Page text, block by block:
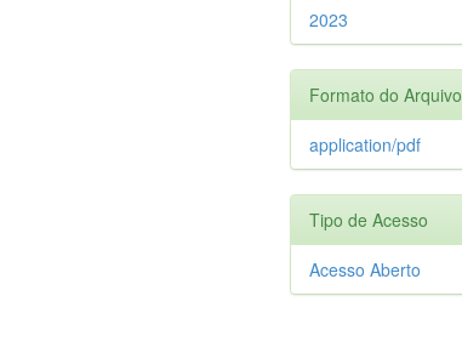
2023
Formato do Arquivo
application/pdf
Tipo de Acesso
Acesso Aberto